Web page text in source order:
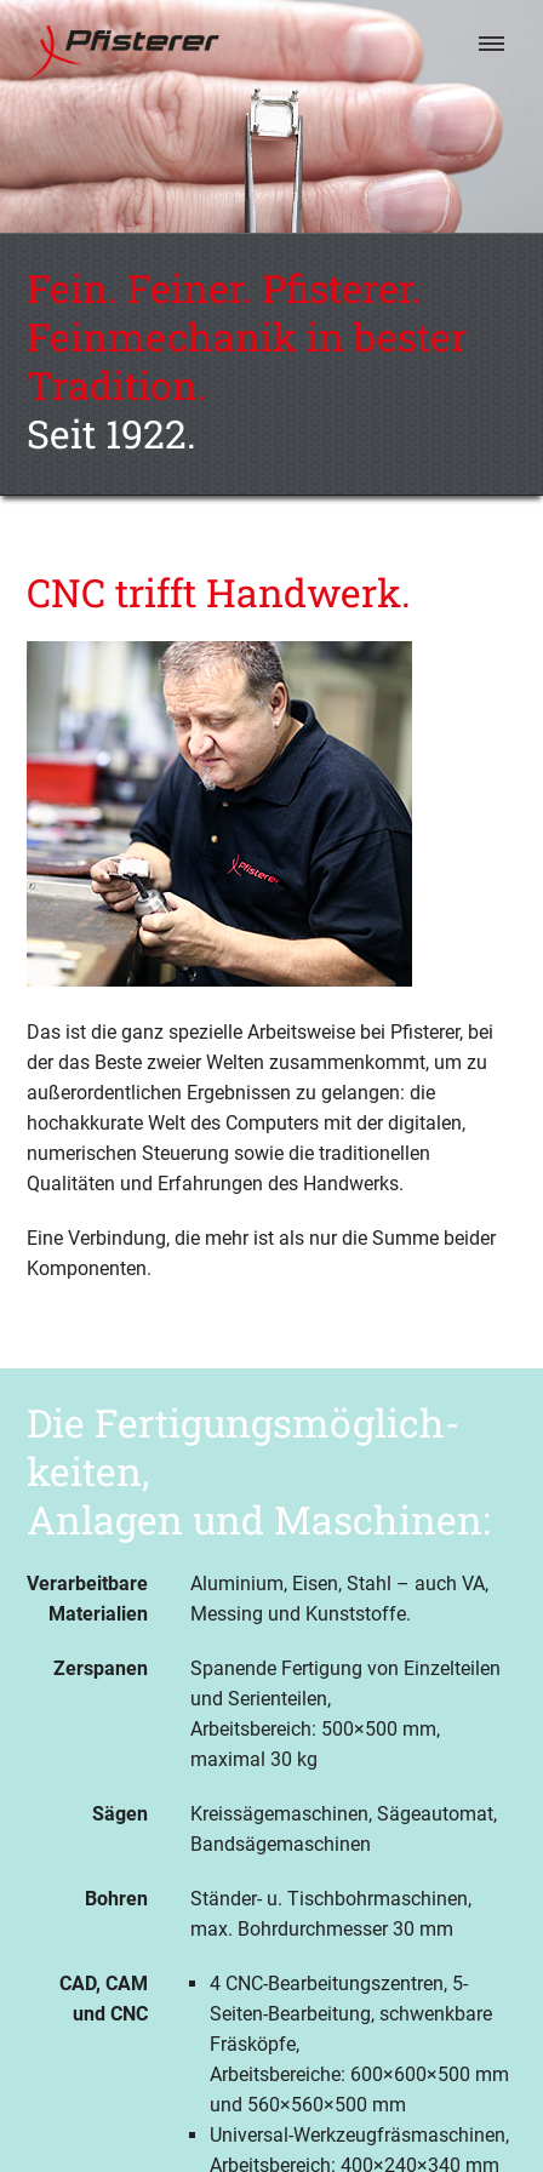
Fein. Feiner. Pfisterer.
Feinmechanik in bester
Tradition.
Seit 1922.
CNC trifft Handwerk.
Das ist die ganz spezielle Arbeitsweise bei Pfisterer, bei
der das Beste zweier Welten zusammenkommt, um zu
außerordentlichen Ergebnissen zu gelangen: die
hochakkurate Welt des Computers mit der digitalen,
numerischen Steuerung sowie die traditionellen
Qualitäten und Erfahrungen des Handwerks.
Eine Verbindung, die mehr ist als nur die Summe beider
Komponenten.
Die Fertigungs­möglich­
keiten,
Anlagen und Maschinen:
Verarbeitbare
Materialien
Aluminium, Eisen, Stahl – auch VA,
Messing und Kunststoffe.
Zerspanen
Spanende Fertigung von Einzelteilen
und Serienteilen,
Arbeitsbereich: 500×500 mm,
maximal 30 kg
Sägen
Kreissägemaschinen, Sägeautomat,
Bandsägemaschinen
Bohren
Ständer- u. Tischbohrmaschinen,
max. Bohrdurchmesser 30 mm
CAD, CAM
und CNC
4 CNC-Bearbeitungszentren, 5-
Seiten-Bearbeitung, schwenkbare
Fräsköpfe,
Arbeitsbereiche: 600×600×500 mm
und 560×560×500 mm
Universal-Werkzeugfräsmaschinen,
Arbeitsbereich: 400×240×340 mm